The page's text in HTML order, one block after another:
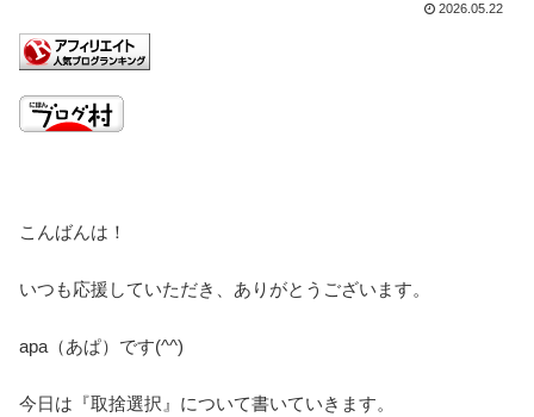
2026.05.22
こんばんは！
いつも応援していただき、ありがとうございます。
apa（あぱ）です(^^)
今日は『取捨選択』について書いていきます。